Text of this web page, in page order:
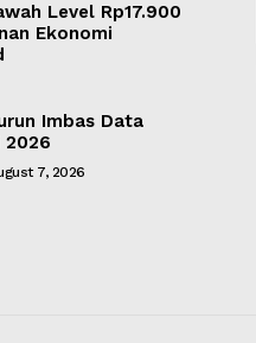
Level Rp17.900
Ekonomi
Imbas Data
2026
7, 2026